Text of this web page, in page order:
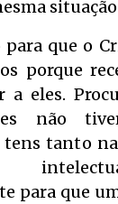
situação
que o
porque
a eles.
não
tanto
para que